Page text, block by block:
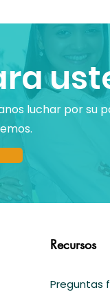
luchar por su
Recursos
Preguntas